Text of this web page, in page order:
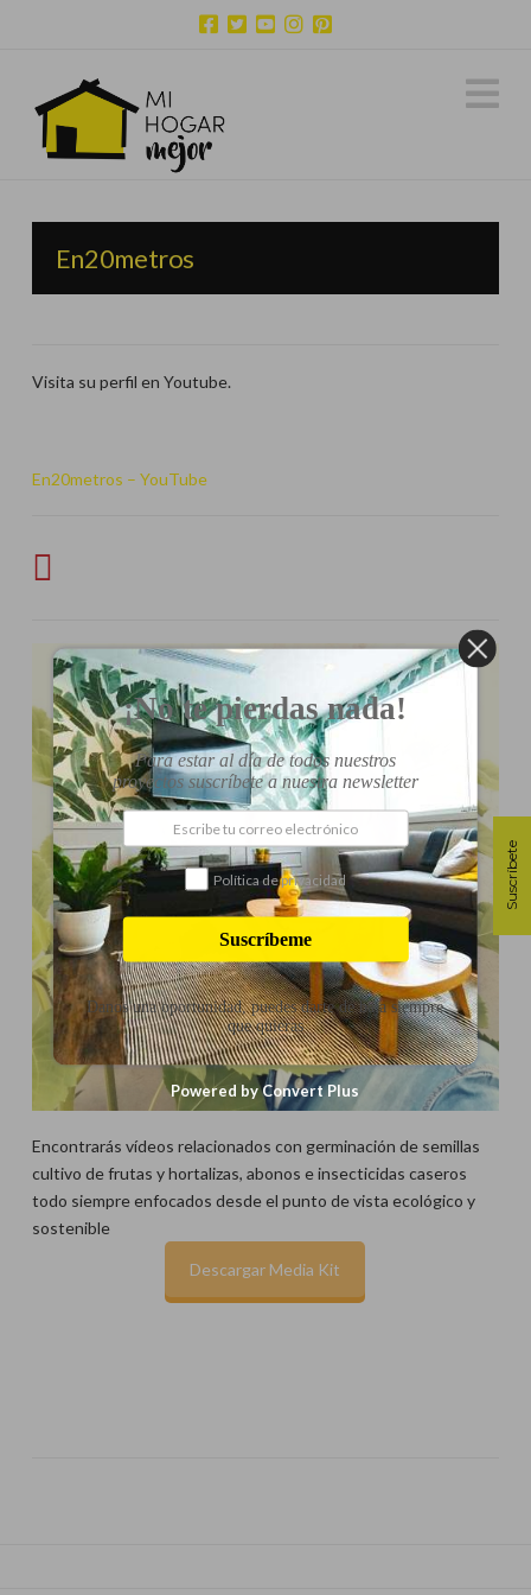
En20metros
Visita su perfil en Youtube.
En20metros – YouTube
Encontrarás vídeos relacionados con germinación de semillas
cultivo de frutas y hortalizas, abonos e insecticidas caseros
todo siempre enfocados desde el punto de vista ecológico y
sostenible
Descargar Media Kit
Suscríbete
¡No te pierdas nada!
Para estar al día de todos nuestros
proyectos suscríbete a nuestra newsletter
Política de privacidad
Suscríbeme
Danos una oportunidad, puedes darte de baja siempre
que quieras
Powered by Convert Plus